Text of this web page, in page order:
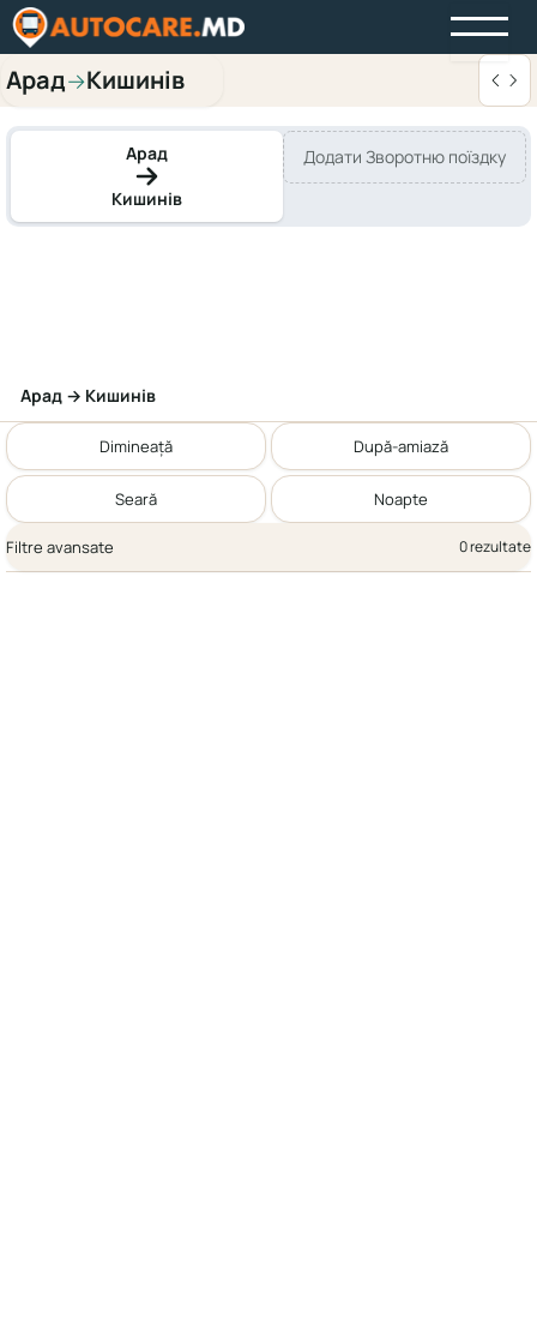
Арад→Кишинів
Арад
Кишинів
Додати Зворотню поїздку
Арад → Кишинів
Dimineață După-amiază
Seară Noapte
Filtre avansate 0 rezultate